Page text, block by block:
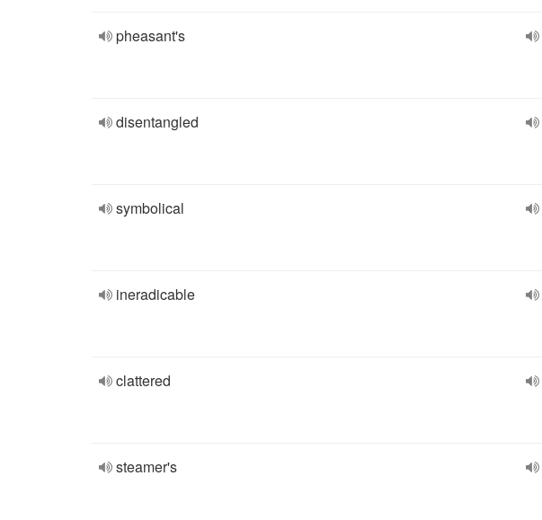
pheasant's
disentangled
symbolical
ineradicable
clattered
steamer's